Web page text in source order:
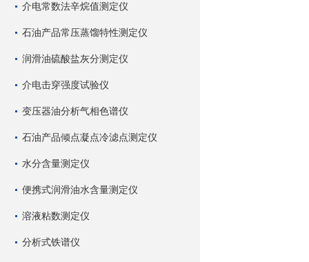
介电常数法辛烷值测定仪
石油产品常压蒸馏特性测定仪
润滑油硫酸盐灰分测定仪
介电击穿强度试验仪
变压器油分析气相色谱仪
石油产品倾点凝点冷滤点测定仪
水分含量测定仪
便携式润滑油水含量测定仪
溶液粘数测定仪
分析式铁谱仪